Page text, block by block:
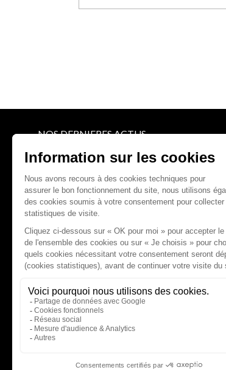
NOS DERNIERES ACTUS
Le joug léger des monuments historiques
Pour une gestion patrimoniale des
collectivités Le monument historique a
culture du Sénat a consacré, en juillet 2026, à
CABINET D'AVOCATS GAUCHER-PIOLA
20 avenue Galliéni - 33500 LIBOURNE
Tél :05 57 55 87 30 - Fax : 05 57 51 73 64
Email :gaucher-piola@gaucher-piola-
NOUS CONTACTER NOUS